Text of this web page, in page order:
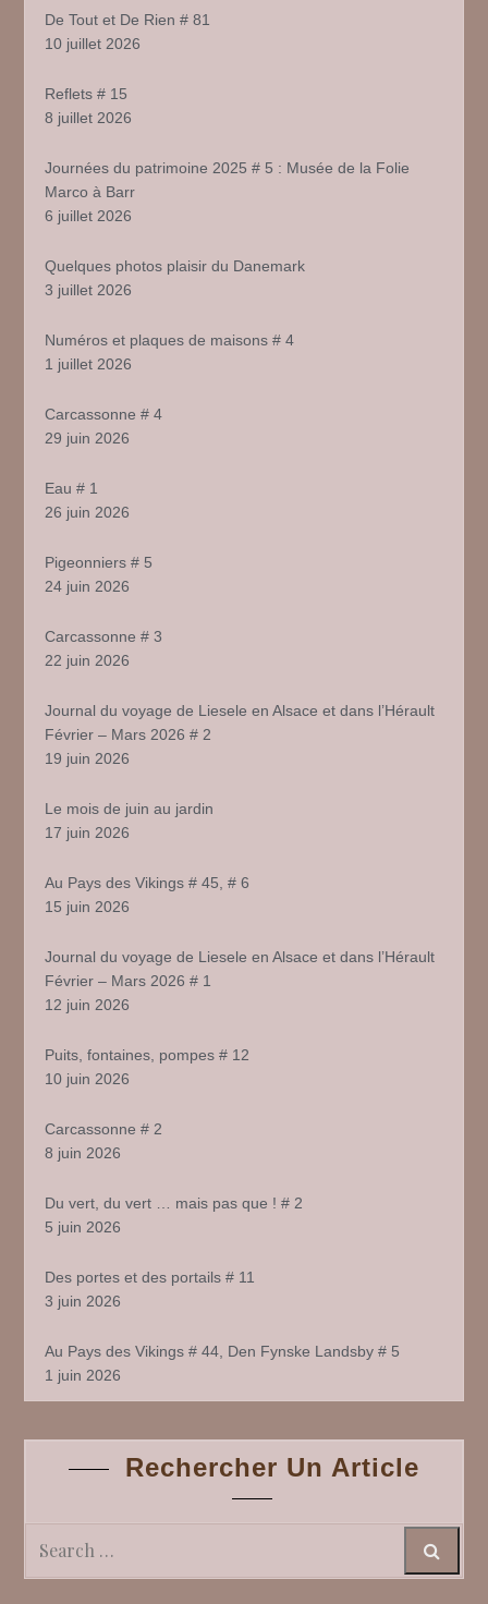
De Tout et De Rien # 81
10 juillet 2026
Reflets # 15
8 juillet 2026
Journées du patrimoine 2025 # 5 : Musée de la Folie
Marco à Barr
6 juillet 2026
Quelques photos plaisir du Danemark
3 juillet 2026
Numéros et plaques de maisons # 4
1 juillet 2026
Carcassonne # 4
29 juin 2026
Eau # 1
26 juin 2026
Pigeonniers # 5
24 juin 2026
Carcassonne # 3
22 juin 2026
Journal du voyage de Liesele en Alsace et dans l’Hérault
Février – Mars 2026 # 2
19 juin 2026
Le mois de juin au jardin
17 juin 2026
Au Pays des Vikings # 45, # 6
15 juin 2026
Journal du voyage de Liesele en Alsace et dans l’Hérault
Février – Mars 2026 # 1
12 juin 2026
Puits, fontaines, pompes # 12
10 juin 2026
Carcassonne # 2
8 juin 2026
Du vert, du vert … mais pas que ! # 2
5 juin 2026
Des portes et des portails # 11
3 juin 2026
Au Pays des Vikings # 44, Den Fynske Landsby # 5
1 juin 2026
Rechercher Un Article